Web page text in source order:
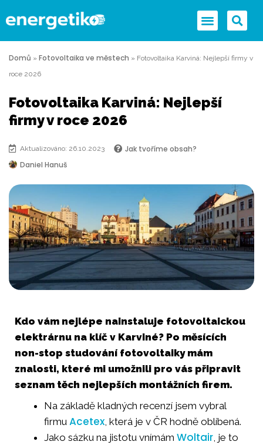
Domů » Fotovoltaika ve městech » Fotovoltaika Karviná: Nejlepší firmy v
roce 2026
Fotovoltaika Karviná: Nejlepší
firmy v roce 2026
Aktualizováno: 26.10.2023
Jak tvoříme obsah?
Daniel Hanuš
Kdo vám nejlépe nainstaluje fotovoltaickou
elektrárnu na klíč v Karviné? Po měsících
non-stop studování fotovoltaiky mám
znalosti, které mi umožnili pro vás připravit
seznam těch nejlepších montážních firem.
Na základě kladných recenzí jsem vybral
firmu Acetex, která je v ČR hodně oblíbená.
Jako sázku na jistotu vnímám Woltair, je to